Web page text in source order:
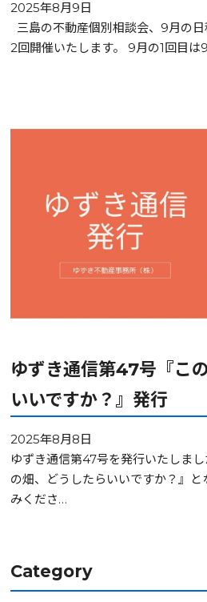
2025年8月9日
三島の不動産個別相談会、9月の
2回開催いたします。 9月の1回目
ゆずき通信第47号『こ
いいですか？』発行
2025年8月8日
ゆずき通信第47号を発行いたしま
の畑、どうしたらいいですか？』
みくださ…
Category